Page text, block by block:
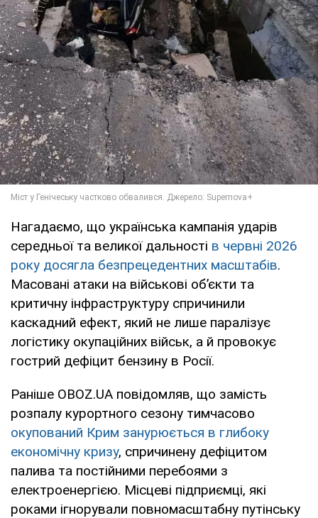
Нагадаємо, що українська кампанія ударів
середньої та великої дальності в червні 2026
року досягла безпрецедентних масштабів.
Масовані атаки на військові об’єкти та
критичну інфраструктуру спричинили
каскадний ефект, який не лише паралізує
логістику окупаційних військ, а й провокує
гострий дефіцит бензину в Росії.
Раніше OBOZ.UA повідомляв, що замість
розпалу курортного сезону тимчасово
окупований Крим занурюється в глибоку
економічну кризу, спричинену дефіцитом
палива та постійними перебоями з
електроенергією. Місцеві підприємці, які
роками ігнорували повномасштабну путінську